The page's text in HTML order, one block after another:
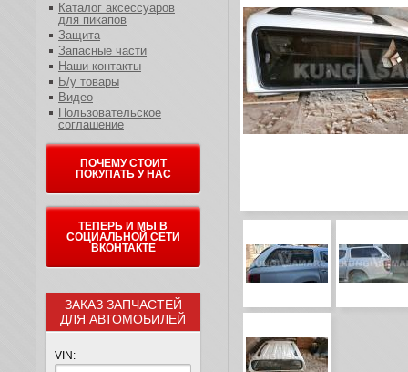
Каталог аксессуаров
для пикапов
Защита
Запасные части
Наши контакты
Б/у товары
Видео
Пользовательское
соглашение
ПОЧЕМУ СТОИТ
ПОКУПАТЬ У НАС
ТЕПЕРЬ И МЫ В
СОЦИАЛЬНОЙ СЕТИ
ВКОНТАКТЕ
ЗАКАЗ ЗАПЧАСТЕЙ
ДЛЯ АВТОМОБИЛЕЙ
VIN: